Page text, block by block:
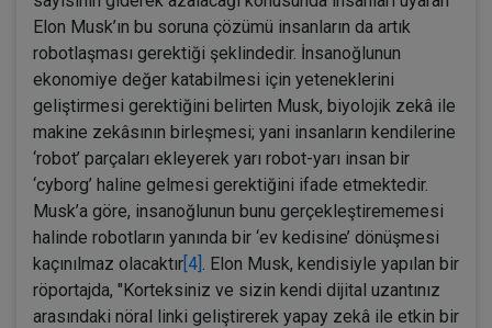
Elon Musk’ın bu soruna çözümü insanların da artık
robotlaşması gerektiği şeklindedir. İnsanoğlunun
ekonomiye değer katabilmesi için yeteneklerini
geliştirmesi gerektiğini belirten Musk, biyolojik zekâ ile
makine zekâsının birleşmesi; yani insanların kendilerine
‘robot’ parçaları ekleyerek yarı robot-yarı insan bir
‘cyborg’ haline gelmesi gerektiğini ifade etmektedir.
Musk’a göre, insanoğlunun bunu gerçekleştirememesi
halinde robotların yanında bir ‘ev kedisine’ dönüşmesi
kaçınılmaz olacaktır [4] . Elon Musk, kendisiyle yapılan bir
röportajda, "Korteksiniz ve sizin kendi dijital uzantınız
arasındaki nöral linki geliştirerek yapay zekâ ile etkin bir